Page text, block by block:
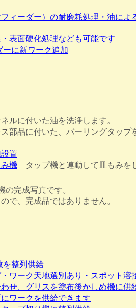
ィーダー）の耐磨耗処理・油によ
表面硬化処理なども可能です
に新ワーク追加
ルに付いた油を洗浄します。
部品に付いた、バーリングタップ
置
機 タップ機と連動して皿もみを
完成写真です。
完成品ではありません。
を整列供給
ワーク天地選別あり・スポット溶
せ、グリスを塗布後かしめ機に供
ワークを供給できます